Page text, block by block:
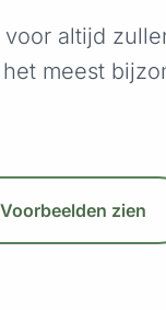
altijd
meest
Voorbeelden zien